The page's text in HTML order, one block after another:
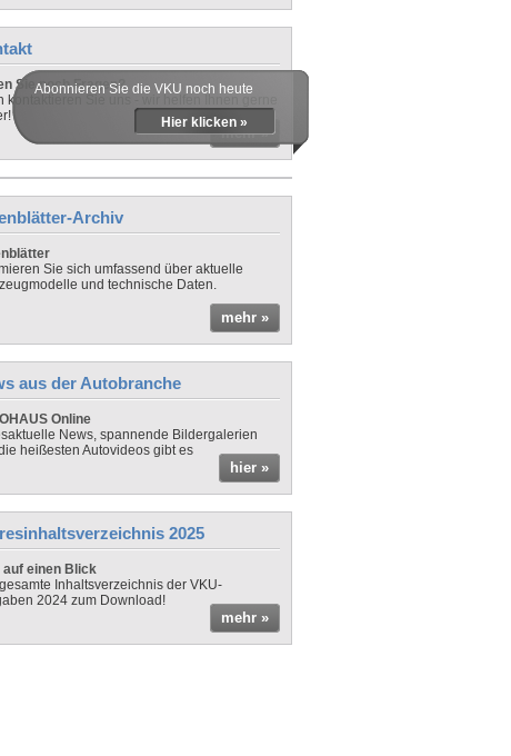
Sie noch Fragen?
kontaktieren Sie uns - wir helfen Ihnen gerne
mehr »
Abonnieren Sie die VKU noch heute
Hier klicken »
Archiv
Sie sich umfassend über aktuelle
und technische Daten.
mehr »
aus der Autobranche
Online
News, spannende Bildergalerien
heißesten Autovideos gibt es
hier »
2025
auf einen Blick
Inhaltsverzeichnis der VKU-
2024 zum Download!
mehr »